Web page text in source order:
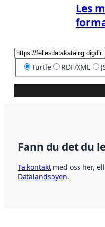
Les
Turtle RDF/XML
Fann du det du
Ta kontakt med oss her,
Datalandsbyen.